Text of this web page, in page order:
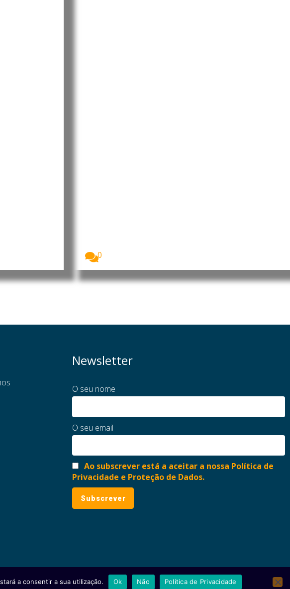
0
Newsletter
O seu nome
O seu email
Ao subscrever está a aceitar a nossa Política de
Privacidade e Proteção de Dados.
Estatuto Editorial Política de Privacidade e Proteção de Dados
a consentir a sua utilização. Ok Não Política de Privacidade